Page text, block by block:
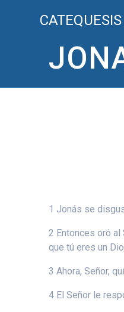
CATEQUESIS
1 Jonás se
2 Entonces oró al
que tú eres un
3 Ahora, Señor,
4 El Señor le